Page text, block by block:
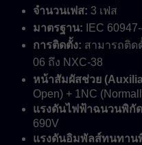
จำนวนเฟส: 3 เฟส
มาตรฐาน: IEC 60947-
การติดตั้ง: สามารถติด
06 ถึง NXC-38
หน้าสัมผัสช่วย
Open) + 1NC
แรงดันไฟฟ้าฉนวนพิกั
690V
แรงดันอิมพัลส์ทนทาน